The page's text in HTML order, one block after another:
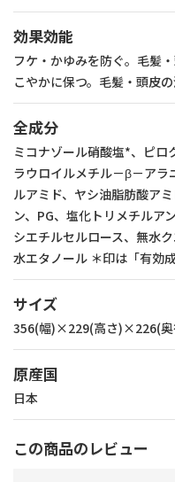
ーアル版です。
効果効能
フケ・かゆみを防ぐ。毛髪
こやかに保つ。毛髪・頭皮の
全成分
ミコナゾール硝酸塩*、ピロ
ラウロイルメチル－β－ア
ルアミド、ヤシ油脂肪酸ア
ン、PG、塩化トリメチルア
シエチルセルロース、無水
水エタノール ＊印は「有効
サイズ
356(幅)×229(高さ)×226(奥
原産国
日本
この商品のレビュー